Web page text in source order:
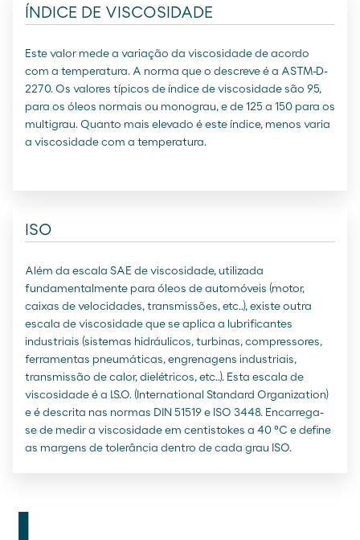
ÍNDICE DE VISCOSIDADE
Este valor mede a variação da viscosidade de acordo
com a temperatura. A norma que o descreve é a ASTM-D-
2270. Os valores típicos de índice de viscosidade são 95,
para os óleos normais ou monograu, e de 125 a 150 para os
multigrau. Quanto mais elevado é este índice, menos varia
a viscosidade com a temperatura.
ISO
Além da escala SAE de viscosidade, utilizada
fundamentalmente para óleos de automóveis (motor,
caixas de velocidades, transmissões, etc..), existe outra
escala de viscosidade que se aplica a lubrificantes
industriais (sistemas hidráulicos, turbinas, compressores,
ferramentas pneumáticas, engrenagens industriais,
transmissão de calor, dielétricos, etc..). Esta escala de
viscosidade é a I.S.O. (International Standard Organization)
e é descrita nas normas DIN 51519 e ISO 3448. Encarrega-
se de medir a viscosidade em centistokes a 40 ºC e define
as margens de tolerância dentro de cada grau ISO.